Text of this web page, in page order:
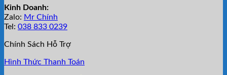
Kinh Doanh:
Zalo: Mr Chính
Tel: 038 833 0239
Chính Sách Hỗ Trợ
Hình Thức Thanh Toán